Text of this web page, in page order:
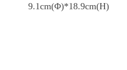
9.1cm(Φ)*18.9cm(H)